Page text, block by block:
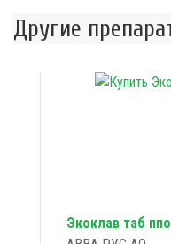
Другие
Экоклав таб